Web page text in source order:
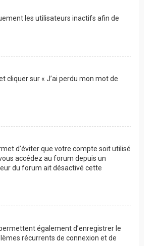
les utilisateurs inactifs afin de
cliquer sur « J’ai perdu mon mot de
d’éviter que votre compte soit utilisé
accédez au forum depuis un
du forum ait désactivé cette
également d’enregistrer le
récurrents de connexion et de